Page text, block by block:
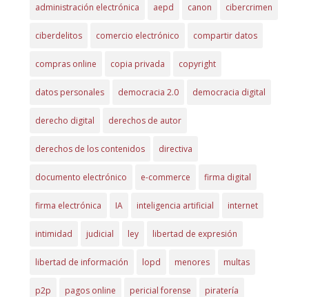
administración electrónica aepd canon cibercrimen
ciberdelitos comercio electrónico compartir datos
compras online copia privada copyright
datos personales democracia 2.0 democracia digital
derecho digital derechos de autor
derechos de los contenidos directiva
documento electrónico e-commerce firma digital
firma electrónica IA inteligencia artificial internet
intimidad judicial ley libertad de expresión
libertad de información lopd menores multas
p2p pagos online pericial forense piratería